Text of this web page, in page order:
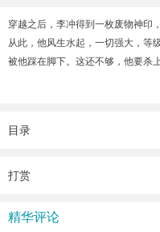
穿越之后，李冲得到一枚废物神印
从此，他风生水起，一切强大，等
被他踩在脚下。这还不够，他要杀
目录
打赏
精华评论